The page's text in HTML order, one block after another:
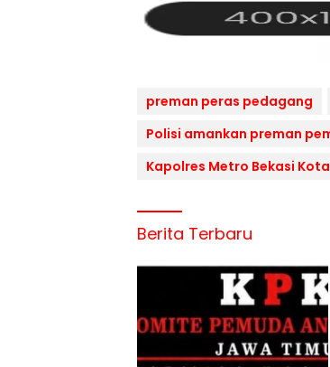
preman peras pedagang
Polisi amankan preman
Kapolres Metro Bekasi Kota
Berita Terbaru